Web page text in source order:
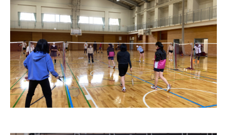
個人情報保護への取り組み
採用情報
地の塩、世の光（スクールモットー）